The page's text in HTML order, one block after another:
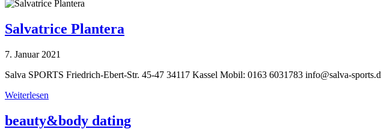
Salvatrice Plantera
7. Januar 2021
Salva SPORTS Friedrich-Ebert-Str. 45-47 34117 Kassel Mobil: 0163 6031783 info@salva-
Weiterlesen
beauty&body dating